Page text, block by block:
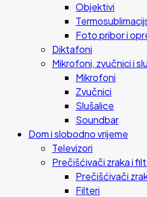
Objektivi
Foto pribor i
Diktafoni
Mikrofoni, zvučnici i
Mikrofoni
Zvučnici
Slušalice
Soundbar
Dom i slobodno vrijeme
Televizori
Prečišćivači zraka i
Prečišćivači
Filteri